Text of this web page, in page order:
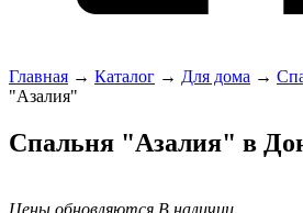
Главная → Каталог → Для дома →
"Азалия"
Спальня "Азалия" в
Цены обновляются В наличии